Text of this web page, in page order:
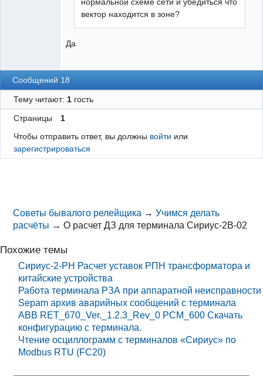
вектор находится в зоне?
Да
Сообщений 18
Тему читают: 1гость
Страницы
1
Чтобы отправить ответ, вы должны войти или
зарегистрироваться
Советы бывалого релейщика →Учимся делать
расчёты →О расчет ДЗ для терминала Сириус-2В-02
Похожие темы
Сириус-2-РН Расчет уставок РПН трансформатора и
китайские устройства
Работа терминала РЗА при аппаратной неисправности
Sepam архив аварийных сообщений с терминала
ABB RET_670_Ver._1.2.3_Rev_0 PCM_600 Cкачать
конфигурацию с терминала.
Чтение осциллограмм с терминалов «Сириус» по
Modbus RTU (FC20)